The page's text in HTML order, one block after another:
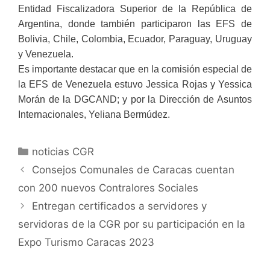
Entidad Fiscalizadora Superior de la República de
Argentina, donde también participaron las EFS de
Bolivia, Chile, Colombia, Ecuador, Paraguay, Uruguay
y Venezuela.
Es importante destacar que en la comisión especial de
la EFS de Venezuela estuvo Jessica Rojas y Yessica
Morán de la DGCAND; y por la Dirección de Asuntos
Internacionales, Yeliana Bermúdez.
noticias CGR
Consejos Comunales de Caracas cuentan
con 200 nuevos Contralores Sociales
Entregan certificados a servidores y
servidoras de la CGR por su participación en la
Expo Turismo Caracas 2023